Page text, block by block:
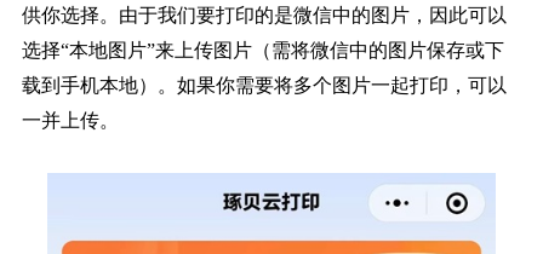
供你选择。由于我们要打印的是微信中的图片，因此可以
选择“本地图片”来上传图片（需将微信中的图片保存或下
载到手机本地）。如果你需要将多个图片一起打印，可以
一并上传。